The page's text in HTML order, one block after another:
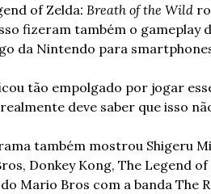
of Zelda: Breath of the Wild
fizeram também o gameplay
da Nintendo para
tão empolgado por jogar
deve saber que isso
também mostrou Shigeru
Donkey Kong, The Legend
Mario Bros com a banda The